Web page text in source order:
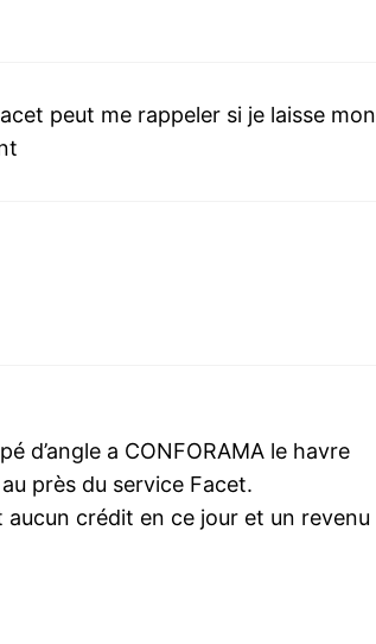
peut me rappeler si je laisse mon
d’angle a CONFORAMA le havre
près du service Facet.
aucun crédit en ce jour et un revenu